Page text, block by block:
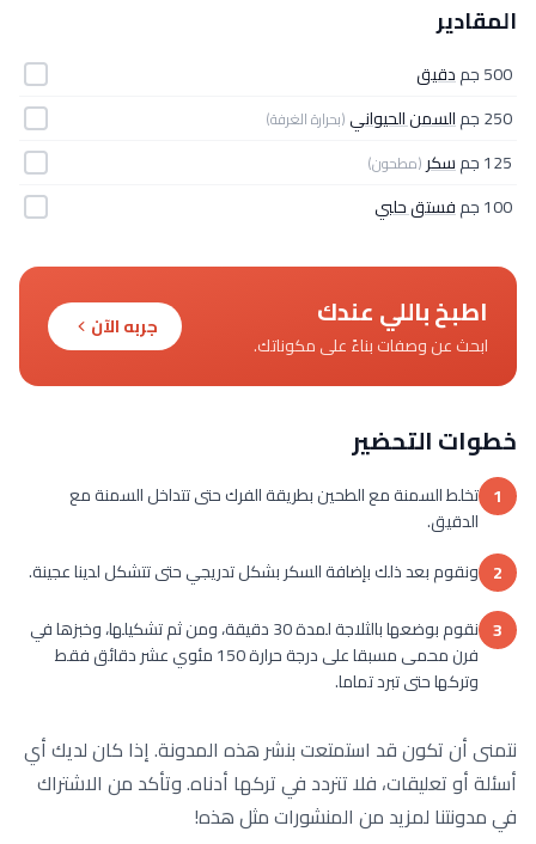
المقادير
500 جم
دقيق
250 جم
السمن الحيواني (بحرارة الغرفة)
125 جم سكر (مطحون)
100 جم فستق حلبي
اطبخ باللي عندك
ابحث عن وصفات بناءً على مكوناتك.
جربه الآن
خطوات التحضير
1 تخلط السمنة مع الطحين بطريقة الفرك حتى تتداخل السمنة مع
الدقيق.
2 ونقوم بعد ذلك بإضافة السكر بشكل تدريجي حتى تتشكل لدينا عجينة.
3
نقوم بوضعها بالثلاجة لمدة 30 دقيقة، ومن ثم تشكيلها، وخبزها في
فرن محمى مسبقا على درجة حرارة 150 مئوي عشر دقائق فقط
وتركها حتى تبرد تماما.
نتمنى أن تكون قد استمتعت بنشر هذه المدونة. إذا كان لديك أي
أسئلة أو تعليقات، فلا تتردد في تركها أدناه. وتأكد من الاشتراك
في مدونتنا لمزيد من المنشورات مثل هذه!